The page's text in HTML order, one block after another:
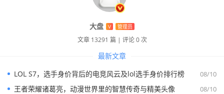
大盘 V 管理员
文章 13291 篇 | 评论 0 次
最新文章
08/10
LOL S7，选手身价背后的电竞风云及lol选手身价排行榜
08/10
王者荣耀诸葛亮，动漫世界里的智慧传奇与精美头像